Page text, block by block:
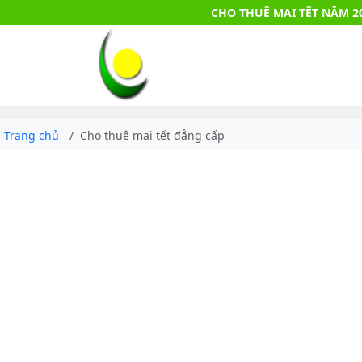
CHO THUÊ MAI TÊT NĂM
Trang chủ Cho thuê mai tết đẳng cấp